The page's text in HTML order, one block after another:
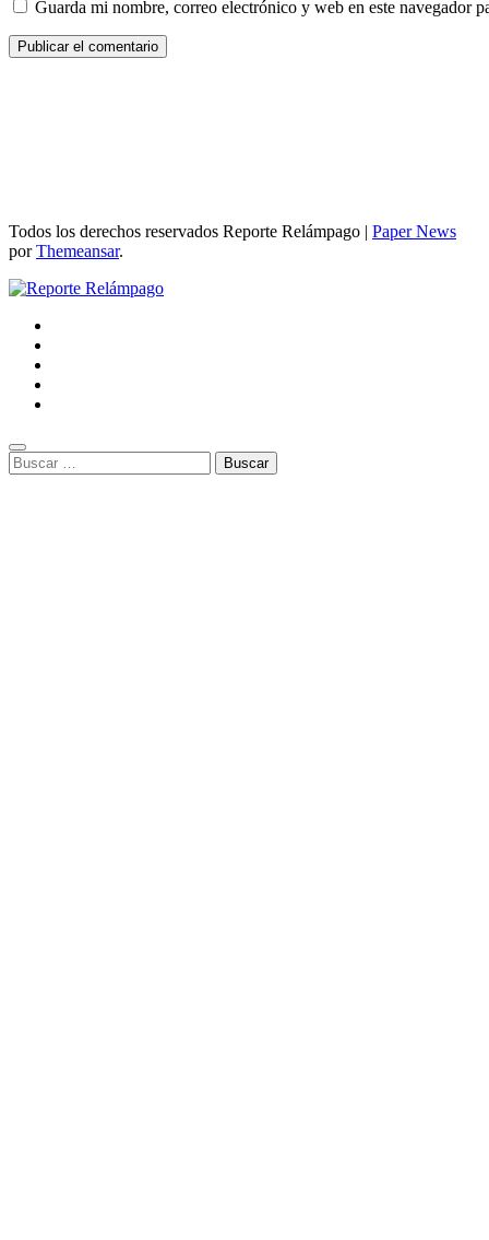
Guarda mi nombre, correo electrónico y web en este navegador
Todos los derechos reservados Reporte Relámpago | Paper News
porThemeansar.
Buscar: